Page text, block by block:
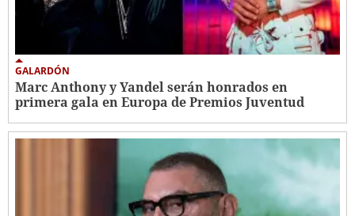
GALARDÓN
Marc Anthony y Yandel serán honrados en
primera gala en Europa de Premios Juventud